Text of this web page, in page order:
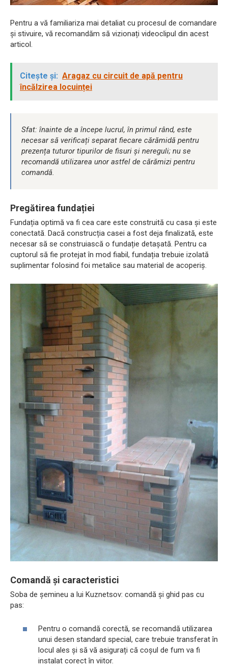
Pentru a vă familiariza mai detaliat cu procesul de comandare
și stivuire, vă recomandăm să vizionați videoclipul din acest
articol.
Citește și: Aragaz cu circuit de apă pentru
încălzirea locuinței
Sfat: înainte de a începe lucrul, în primul rând, este
necesar să verificați separat fiecare cărămidă pentru
prezența tuturor tipurilor de fisuri și nereguli; nu se
recomandă utilizarea unor astfel de cărămizi pentru
comandă.
Pregătirea fundației
Fundația optimă va fi cea care este construită cu casa și este
conectată. Dacă construcția casei a fost deja finalizată, este
necesar să se construiască o fundație detașată. Pentru ca
cuptorul să fie protejat în mod fiabil, fundația trebuie izolată
suplimentar folosind foi metalice sau material de acoperiș.
Comandă și caracteristici
Soba de șemineu a lui Kuznetsov: comandă și ghid pas cu
pas:
Pentru o comandă corectă, se recomandă utilizarea
unui desen standard special, care trebuie transferat în
locul ales și să vă asigurați că coșul de fum va fi
instalat corect în viitor.